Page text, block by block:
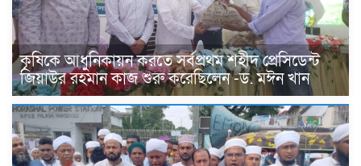
কৃষিকে আধুনিকায়ন করতে সর্বপ্রথম শহীদ প্রেসিডেন্ট
জিয়াউর রহমান কাজ শুরু করেছিলেন -ড. মঈন খান